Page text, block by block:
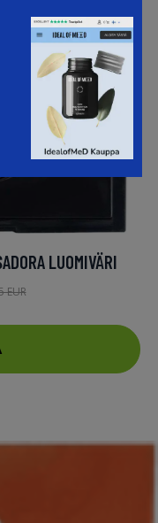
LUOMIVÄRI
EUR